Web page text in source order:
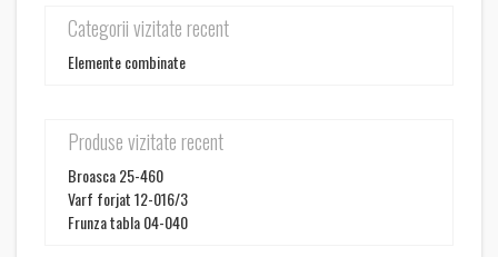
Categorii vizitate recent
Elemente combinate
Produse vizitate recent
Broasca 25-460
Varf forjat 12-016/3
Frunza tabla 04-040